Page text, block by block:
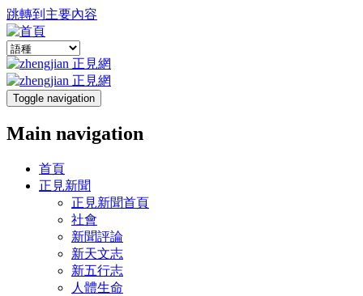
跳轉到主要內容
Toggle navigation
Main navigation
首頁
正見新聞
正見新聞首頁
社會
新聞評論
新天文志
新五行志
人體生命